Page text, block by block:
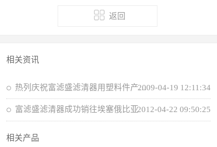
返回
相关资讯
热列庆祝富滤盛滤清器用塑料件产品全部实现...
2009-04-19 12:11:34
富滤盛滤清器成功销往埃塞俄比亚2012-04-22 09:50:25
相关产品